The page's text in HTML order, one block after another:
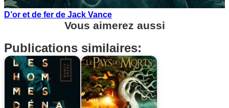
D’or et de fer de Jack Vance
Vous aimerez aussi
Publications similaires: